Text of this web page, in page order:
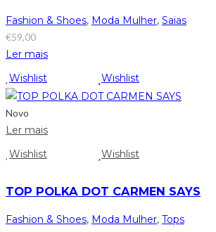
Fashion & Shoes, Moda Mulher, Saias
€59,00
Ler mais
Wishlist
Wishlist
Novo
Ler mais
Wishlist
Wishlist
TOP POLKA DOT CARMEN SAYS
Fashion & Shoes, Moda Mulher, Tops